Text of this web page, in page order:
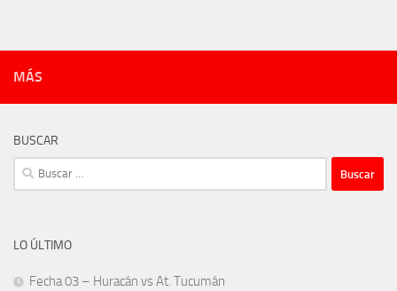
MÁS
BUSCAR
Buscar:
LO ÚLTIMO
Fecha 03 – Huracán vs At. Tucumán